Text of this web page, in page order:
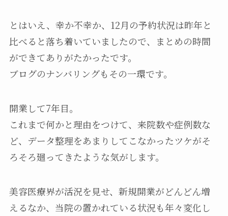
とはいえ、幸か不幸か、12月の予約状況は昨年と
比べると落ち着いていましたので、まとめの時間
ができてありがたかったです。
ブログのナンバリングもその一環です。
開業して7年目。
これまで何かと理由をつけて、来院数や症例数な
ど、データ整理をあまりしてこなかったツケがそ
ろそろ廻ってきたような気がします。
美容医療界が活況を見せ、新規開業がどんどん増
えるなか、当院の置かれている状況も年々変化し